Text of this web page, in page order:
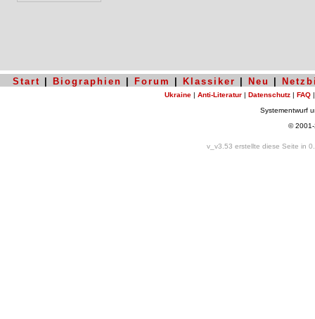
Start Biographien Forum Klassiker Neu
Ukraine | Anti-Literatur | Datenschutz | FAQ
Systementwurf
©
v_v3.53 erstellte diese Seite in